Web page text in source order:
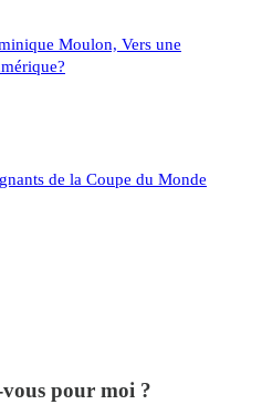
Moulon, Vers une
de la Coupe du Monde
pour moi ?